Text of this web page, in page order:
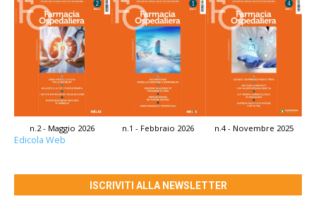
n.2 - Maggio 2026 n.1 - Febbraio 2026 n.4 - Novembre 2025
Edicola Web
ISCRIVITI ALLA NEWSLETTER